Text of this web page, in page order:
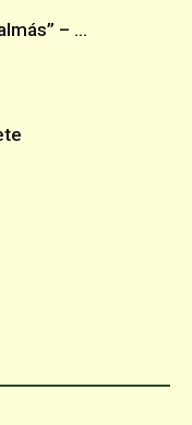
– ...